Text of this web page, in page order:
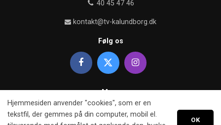
40 45 47 46
kontakt@tv-kalundborg.dk
Følg os
Mere
Om TV kalundborg
Hjemmesiden anvender "cookies", som er en
tekstfil, der gemmes på din computer, mobil el.
OK